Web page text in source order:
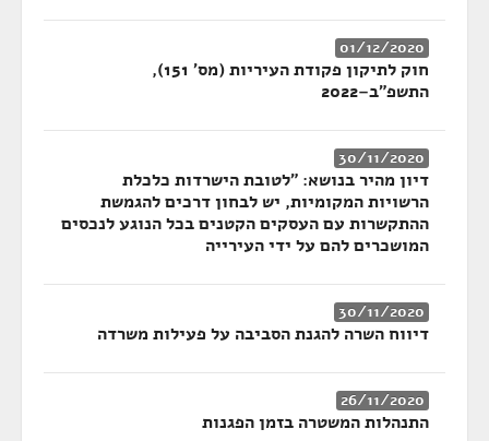
01/12/2020
חוק לתיקון פקודת העיריות (מס' 151),
התשפ"ב–2022
30/11/2020
דיון מהיר בנושא: "לטובת הישרדות כלכלת
הרשויות המקומיות, יש לבחון דרכים להגמשת
ההתקשרות עם העסקים הקטנים בכל הנוגע לנכסים
המושכרים להם על ידי העירייה
30/11/2020
דיווח השרה להגנת הסביבה על פעילות משרדה
26/11/2020
התנהלות המשטרה בזמן הפגנות